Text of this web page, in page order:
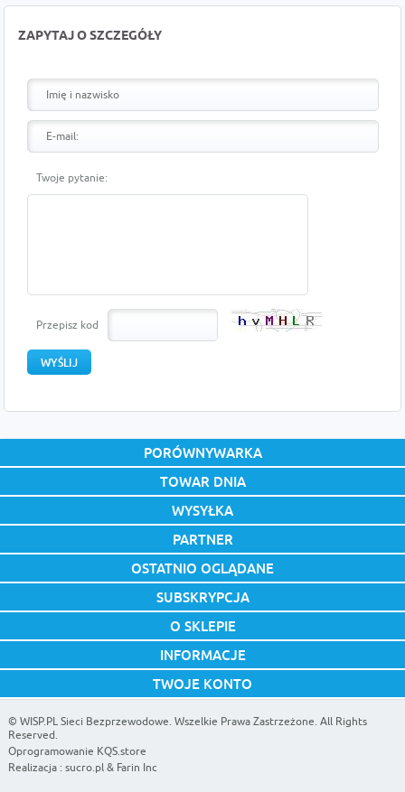
ZAPYTAJ O SZCZEGÓŁY
Twoje pytanie:
Przepisz kod
PORÓWNYWARKA
TOWAR DNIA
WYSYŁKA
PARTNER
OSTATNIO OGLĄDANE
SUBSKRYPCJA
O SKLEPIE
INFORMACJE
TWOJE KONTO
© WISP.PL Sieci Bezprzewodowe. Wszelkie Prawa Zastrzeżone. All Rights
Reserved.
Oprogramowanie KQS.store
Realizacja : sucro.pl& Farin Inc